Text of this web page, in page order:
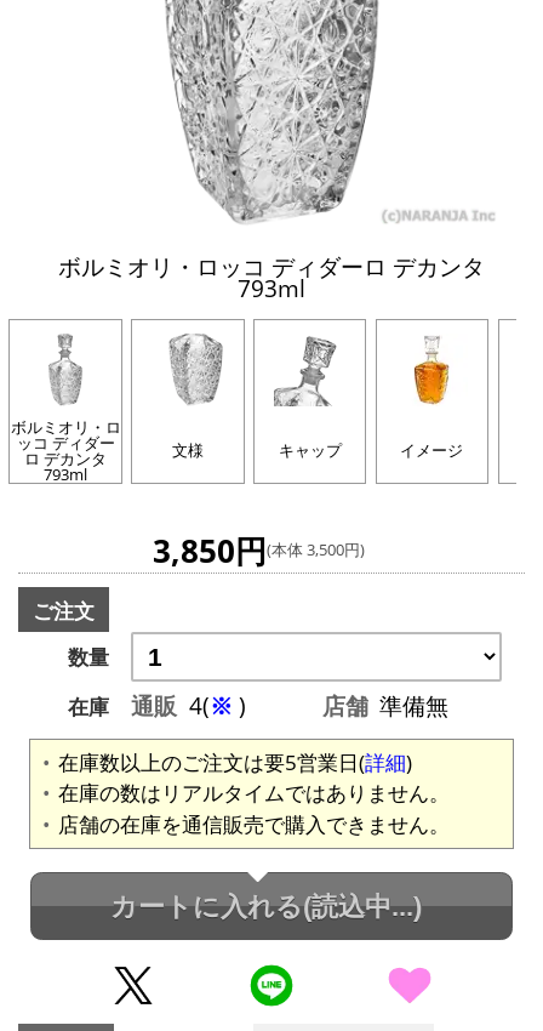
ボルミオリ・ロッコ ディダーロ デカンタ
793ml
ボルミオリ・ロ
ッコ ディダー
ロ デカンタ
793ml
文様 キャップ イメージ
3,850円(本体 3,500円)
ご注文
数量
在庫
通販 4(※ ) 店舗 準備無
在庫数以上のご注文は要5営業日(詳細)
在庫の数はリアルタイムではありません。
店舗の在庫を通信販売で購入できません。
カートに入れる(読込中...)